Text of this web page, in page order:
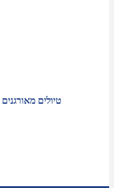
טיולים